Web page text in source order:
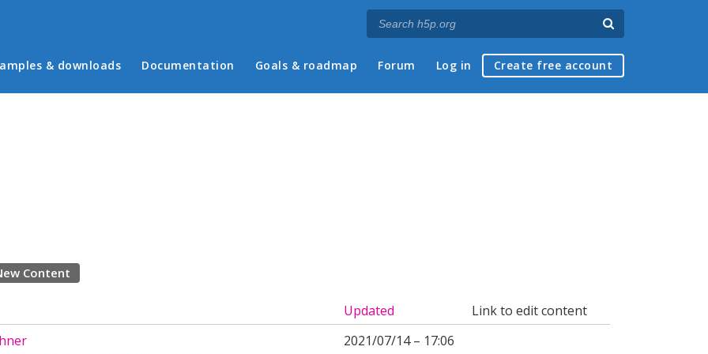
menu
& downloads Documentation Goals & roadmap Forum Log in Create free account
Content
Updated
Link to edit content
2021/07/14 – 17:06